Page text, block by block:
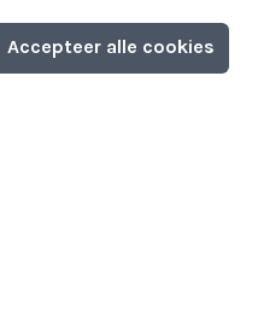
Accepteer alle cookies